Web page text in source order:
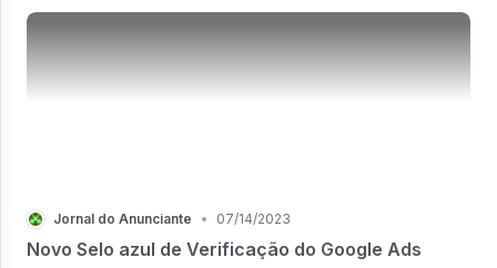
Cory Henke.
Jornal do Anunciante • 07/14/2023
Novo Selo azul de Verificação do Google Ads